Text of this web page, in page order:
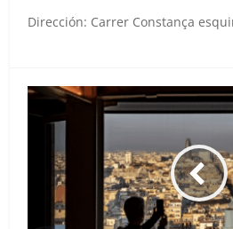
Dirección: Carrer Constança